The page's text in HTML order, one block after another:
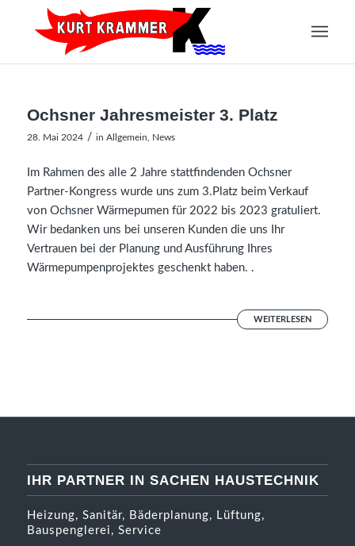
Ochsner Jahresmeister 3. Platz
28. Mai 2024 / in Allgemein News
Im Rahmen des alle 2 Jahre stattfindenden Ochsner
Partner-Kongress wurde uns zum 3.Platz beim Verkauf
von Ochsner Wärmepumen für 2022 bis 2023 gratuliert.
Wir bedanken uns bei unseren Kunden die uns Ihr
Vertrauen bei der Planung und Ausführung Ihres
Wärmepumpenprojektes geschenkt haben. .
WEITERLESEN
IHR PARTNER IN SACHEN HAUSTECHNIK
Heizung, Sanitär, Bäderplanung, Lüftung,
Bauspenglerei, Service